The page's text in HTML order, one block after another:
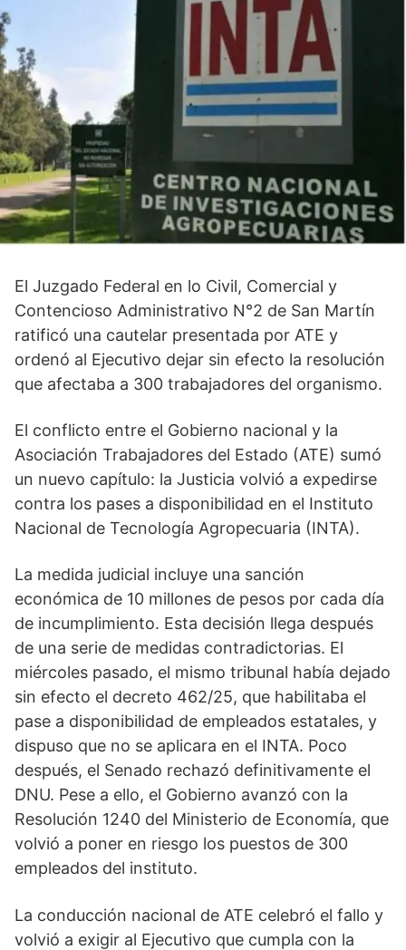
El Juzgado Federal en lo Civil, Comercial y
Contencioso Administrativo N°2 de San Martín
ratificó una cautelar presentada por ATE y
ordenó al Ejecutivo dejar sin efecto la resolución
que afectaba a 300 trabajadores del organismo.
El conflicto entre el Gobierno nacional y la
Asociación Trabajadores del Estado (ATE) sumó
un nuevo capítulo: la Justicia volvió a expedirse
contra los pases a disponibilidad en el Instituto
Nacional de Tecnología Agropecuaria (INTA).
La medida judicial incluye una sanción
económica de 10 millones de pesos por cada día
de incumplimiento. Esta decisión llega después
de una serie de medidas contradictorias. El
miércoles pasado, el mismo tribunal había dejado
sin efecto el decreto 462/25, que habilitaba el
pase a disponibilidad de empleados estatales, y
dispuso que no se aplicara en el INTA. Poco
después, el Senado rechazó definitivamente el
DNU. Pese a ello, el Gobierno avanzó con la
Resolución 1240 del Ministerio de Economía, que
volvió a poner en riesgo los puestos de 300
empleados del instituto.
La conducción nacional de ATE celebró el fallo y
volvió a exigir al Ejecutivo que cumpla con la